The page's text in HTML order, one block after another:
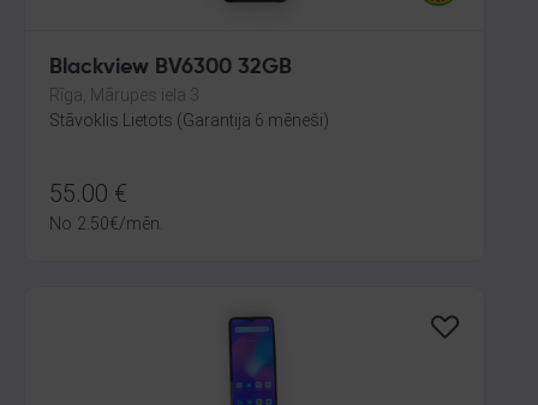
Blackview BV6300 32GB
Rīga, Mārupes iela 3
Stāvoklis Lietots (Garantija 6 mēneši)
55.00 €
No 2.50€/mēn.